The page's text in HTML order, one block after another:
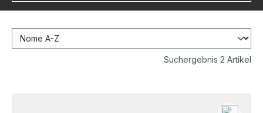
Suchergebnis 2 Artikel